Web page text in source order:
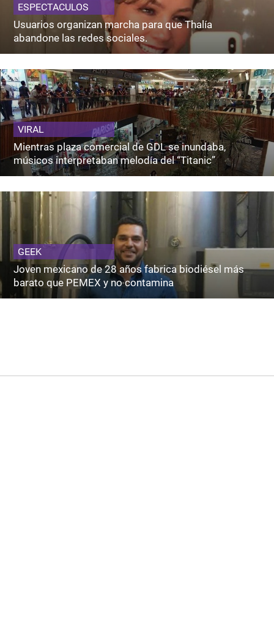
ESPECTACULOS
Usuarios organizan marcha para que Thalía
abandone las redes sociales.
VIRAL
Mientras plaza comercial de GDL se inundaba,
músicos interpretaban melodía del “Titanic”
GEEK
Joven mexicano de 28 años fabrica biodiésel más
barato que PEMEX y no contamina